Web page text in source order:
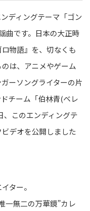
ディングテーマ「ゴン
曲です。日本の大正時
物語』を、切なくも
は、アニメやゲーム
ーソングライターの片
チーム「伯林青(ベレ
、このエンディングテ
デオを公開しました
ター。
一無二の万華鏡”カレ